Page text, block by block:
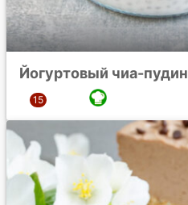
Йогуртовый чиа-